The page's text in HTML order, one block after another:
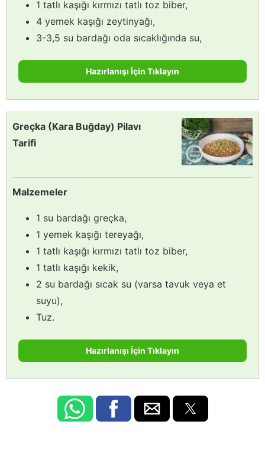
1 tatlı kaşığı kırmızı tatlı toz biber,
4 yemek kaşığı zeytinyağı,
3-3,5 su bardağı oda sıcaklığında su,
Hazırlanışı İçin Tıklayın
Greçka (Kara Buğday) Pilavı
Tarifi
Malzemeler
1 su bardağı greçka,
1 yemek kaşığı tereyağı,
1 tatlı kaşığı kırmızı tatlı toz biber,
1 tatlı kaşığı kekik,
2 su bardağı sıcak su (varsa tavuk veya et
suyu),
Tuz.
Hazırlanışı İçin Tıklayın